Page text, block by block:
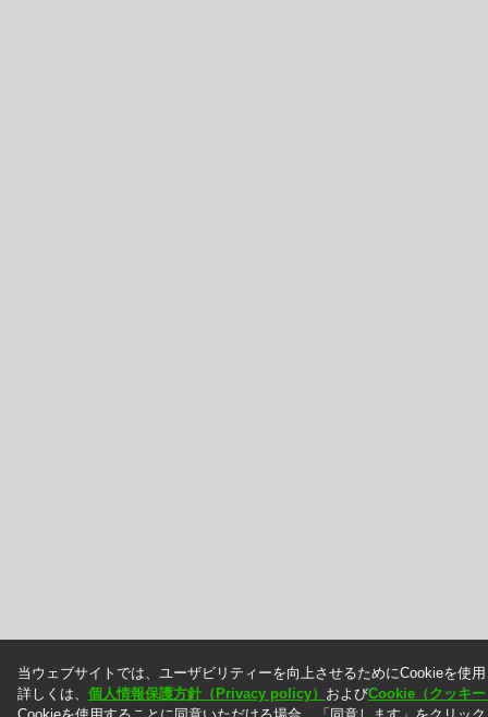
当ウェブサイトでは、ユーザビリティーを向上させるためにCookieを使
詳しくは、 個人情報保護方針（Privacy policy） およびCookie（クッキ